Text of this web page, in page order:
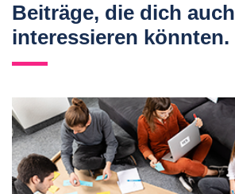
Beiträge, die dich auch
interessieren könnten.